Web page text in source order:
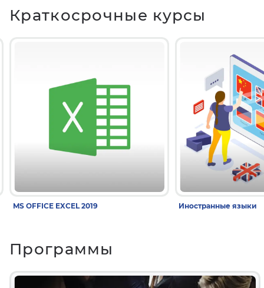
Краткосрочные курсы
MS OFFICE EXCEL 2019 Иностранные языки
Программы